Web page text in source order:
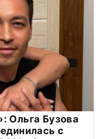
Ольга Бузова
с